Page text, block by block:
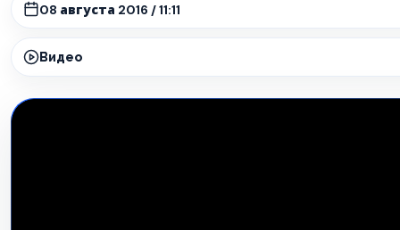
08 августа 2016 / 11:11
Видео